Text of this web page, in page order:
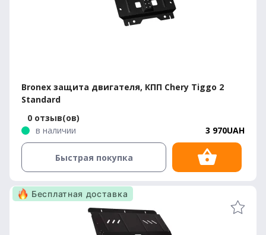
Bronex защита двигателя, КПП Chery Tiggo 2
Standard
0 отзыв(ов)
в наличии
3 970UAH
Быстрая покупка
Бесплатная доставка